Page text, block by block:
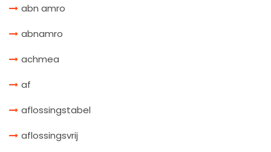
abn amro
abnamro
achmea
af
aflossingstabel
aflossingsvrij